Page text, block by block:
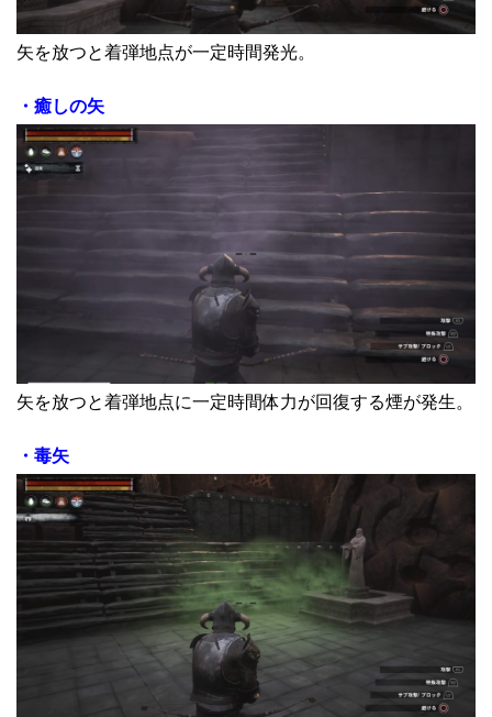
矢を放つと着弾地点が一定時間発光。
・癒しの矢
矢を放つと着弾地点に一定時間体力が回復する煙が発生。
・毒矢